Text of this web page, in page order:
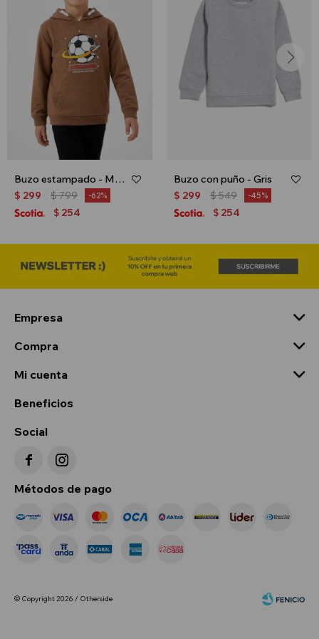
Buzo estampado - Marron
$ 299 $799 62
$ 254
Buzo con puño - Gris
$ 299 $549 45
$ 254
Empresa
Compra
Mi cuenta
Beneficios
Social
 
Métodos de pago
© Copyright 2026 / Otherside